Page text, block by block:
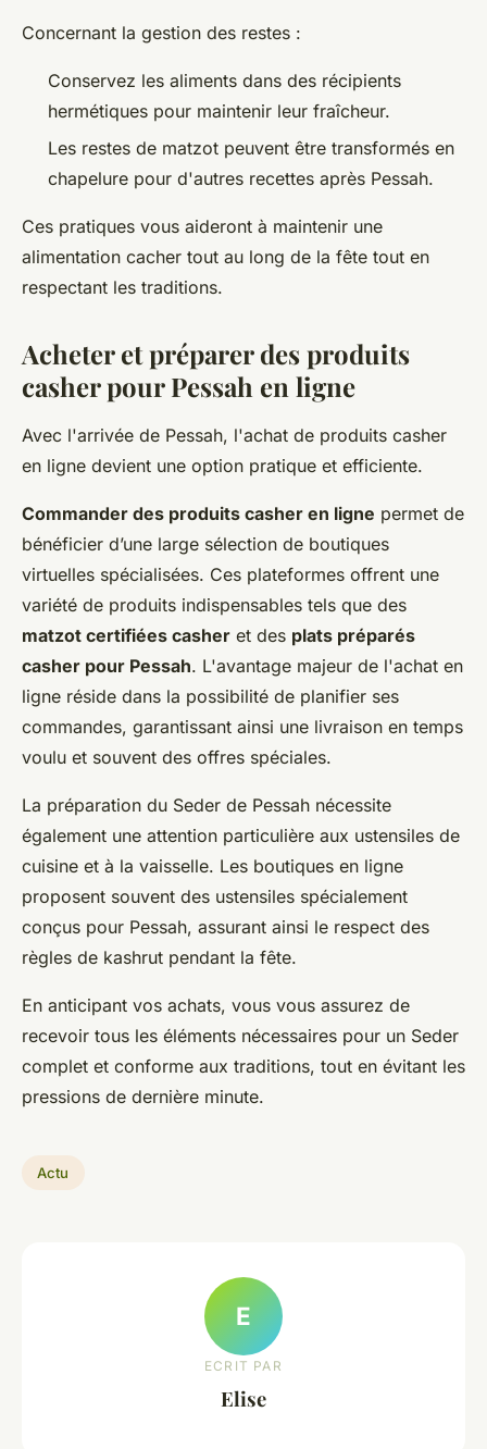
Concernant la gestion des restes :
Conservez les aliments dans des récipients
hermétiques pour maintenir leur fraîcheur.
Les restes de matzot peuvent être transformés en
chapelure pour d'autres recettes après Pessah.
Ces pratiques vous aideront à maintenir une
alimentation cacher tout au long de la fête tout en
respectant les traditions.
Acheter et préparer des produits
casher pour Pessah en ligne
Avec l'arrivée de Pessah, l'achat de produits casher
en ligne devient une option pratique et efficiente.
Commander des produits casher en ligne permet de
bénéficier d’une large sélection de boutiques
virtuelles spécialisées. Ces plateformes offrent une
variété de produits indispensables tels que des
matzot certifiées casher et des plats préparés
casher pour Pessah. L'avantage majeur de l'achat en
ligne réside dans la possibilité de planifier ses
commandes, garantissant ainsi une livraison en temps
voulu et souvent des offres spéciales.
La préparation du Seder de Pessah nécessite
également une attention particulière aux ustensiles de
cuisine et à la vaisselle. Les boutiques en ligne
proposent souvent des ustensiles spécialement
conçus pour Pessah, assurant ainsi le respect des
règles de kashrut pendant la fête.
En anticipant vos achats, vous vous assurez de
recevoir tous les éléments nécessaires pour un Seder
complet et conforme aux traditions, tout en évitant les
pressions de dernière minute.
Actu
E
ECRIT PAR
Elise